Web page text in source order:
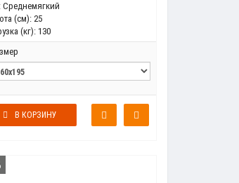
Среднемягкий
(см): 25
(кг): 130
В КОРЗИНУ